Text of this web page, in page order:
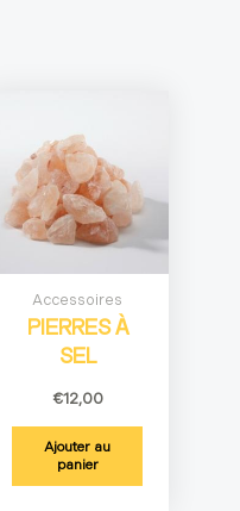
Accessoires
PIERRES À
SEL
€12,00
Ajouter au
panier